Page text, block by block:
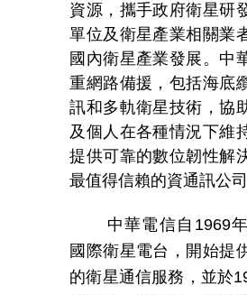
資源，攜手政府衛星研
單位及衛星產業相關業
國內衛星產業發展。中
重網路備援，包括海底
訊和多軌衛星技術，協
及個人在各種情況下維
提供可靠的數位韌性解
最值得信賴的資通訊公司
中華電信自 1969
國際衛星電台，開始提
的衛星通信服務，並於